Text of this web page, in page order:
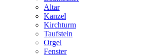
Altar
Kanzel
Kirchturm
Taufstein
Orgel
Fenster